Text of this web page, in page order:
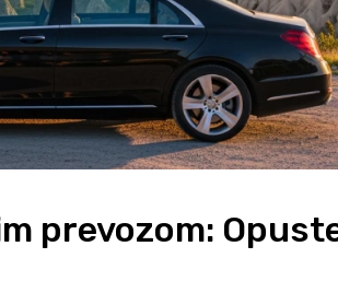
prevozom: